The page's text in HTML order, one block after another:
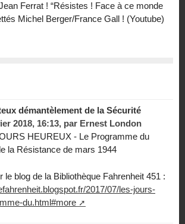
Ferrat ! “Résistes ! Face à ce monde
Michel Berger/France Gall ! (Youtube)
démantèlement de la Sécurité
2018, 16:13, par Ernest London
HEUREUX - Le Programme du
la Résistance de mars 1944
le blog de la Bibliothèque Fahrenheit 451 :
2017/07/les-jours-
du.html#more